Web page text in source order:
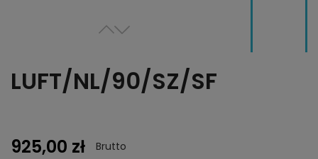
LUFT/NL/90/SZ/SF
925,00 zł Brutto